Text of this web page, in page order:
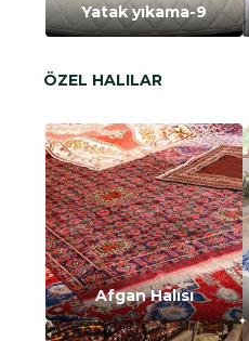
Yatak yıkama-9
ÖZEL HALILAR
Afgan Halısı